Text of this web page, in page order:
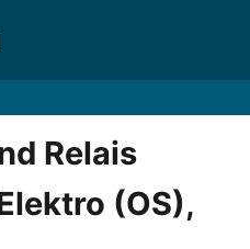
Relais
(OS),